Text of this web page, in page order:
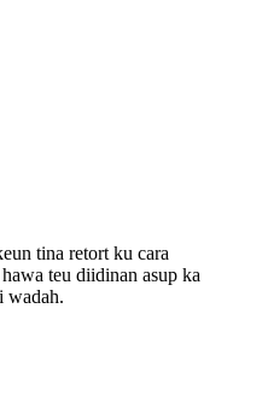
tina retort ku cara
teu diidinan asup ka
wadah.